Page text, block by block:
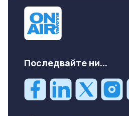
Последвайте ни...